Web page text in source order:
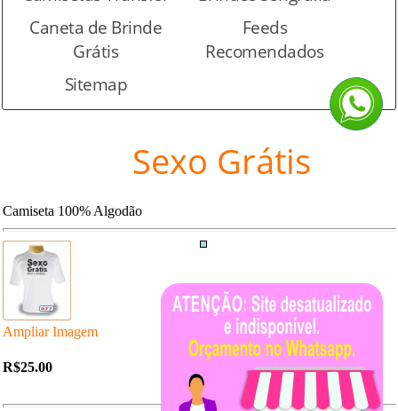
Caneta de Brinde
Grátis
Feeds
Recomendados
Sitemap
Sexo Grátis
Camiseta 100% Algodão
Ampliar Imagem
R$25.00